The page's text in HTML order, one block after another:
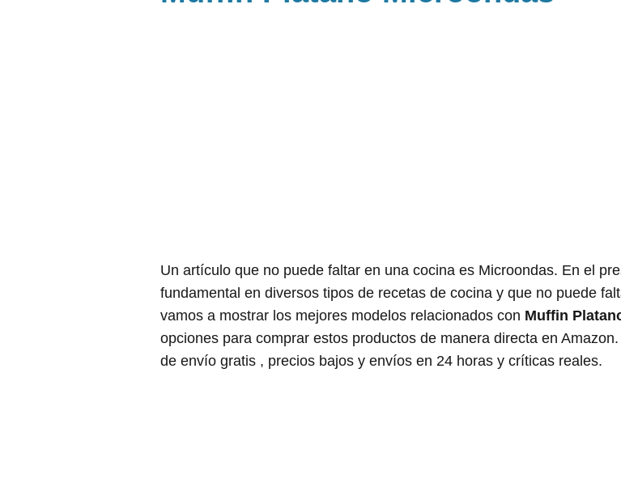
Un artículo que no puede faltar en una cocina es Microondas. En el
fundamental en diversos tipos de recetas de cocina y que no puede
vamos a mostrar los mejores modelos relacionados con Muffin
opciones para comprar estos productos de manera directa en
de envío gratis , precios bajos y envíos en 24 horas y críticas reales.